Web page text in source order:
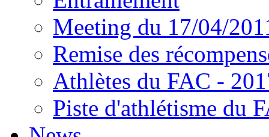
Meeting du 17/04/
Remise des
Athlètes du FAC -
Piste d'athlétisme du